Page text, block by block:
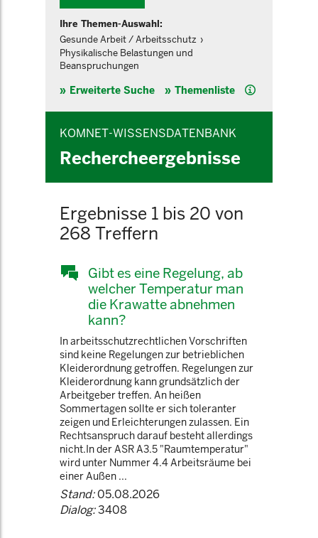
Ihre Themen-Auswahl:
Gesunde Arbeit / Arbeitsschutz
Physikalische Belastungen und
Beanspruchungen
Erweiterte Suche Themenliste Hilfe
KOMNET-WISSENSDATENBANK
Rechercheergebnisse
Ergebnisse 1 bis 20 von
268 Treffern
Gibt es eine Regelung, ab
welcher Temperatur man
die Krawatte abnehmen
kann?
In arbeitsschutzrechtlichen Vorschriften
sind keine Regelungen zur betrieblichen
Kleiderordnung getroffen. Regelungen zur
Kleiderordnung kann grundsätzlich der
Arbeitgeber treffen. An heißen
Sommertagen sollte er sich toleranter
zeigen und Erleichterungen zulassen. Ein
Rechtsanspruch darauf besteht allerdings
nicht.In der ASR A3.5 "Raumtemperatur"
wird unter Nummer 4.4 Arbeitsräume bei
einer Außen ...
Stand:05.08.2026
Dialog:3408